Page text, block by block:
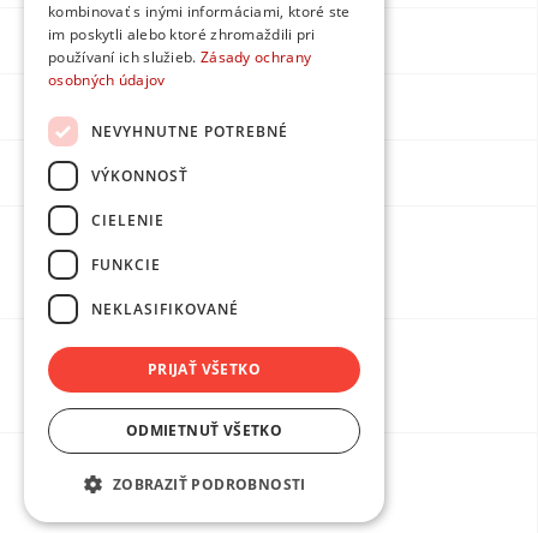
Instagram
Youtube
DPMarketing
Ochrana osobných údajov
Obchodné podmienky
kombinovať s inými informáciami, ktoré ste
im poskytli alebo ktoré zhromaždili pri
používaní ich služieb. Zásady ochrany
osobných údajov
NEVYHNUTNE POTREBNÉ
VÝKONNOSŤ
CIELENIE
FUNKCIE
NEKLASIFIKOVANÉ
PRIJAŤ VŠETKO
ODMIETNUŤ VŠETKO
ZOBRAZIŤ PODROBNOSTI